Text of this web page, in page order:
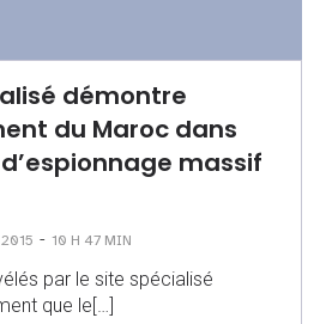
démontre
du Maroc dans
massif
- 10 H 47 MIN
par le site spécialisé
que le[…]